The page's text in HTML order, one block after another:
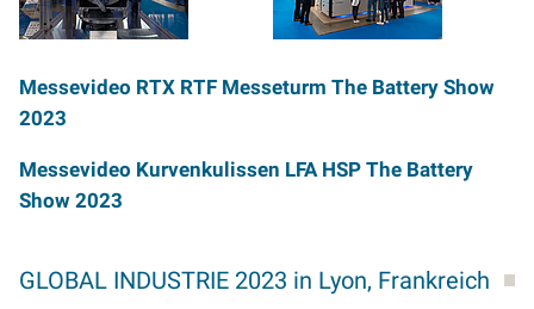
Messevideo RTX RTF Messeturm The Battery Show
2023
Messevideo Kurvenkulissen LFA HSP The Battery
Show 2023
GLOBAL INDUSTRIE 2023 in Lyon, Frankreich